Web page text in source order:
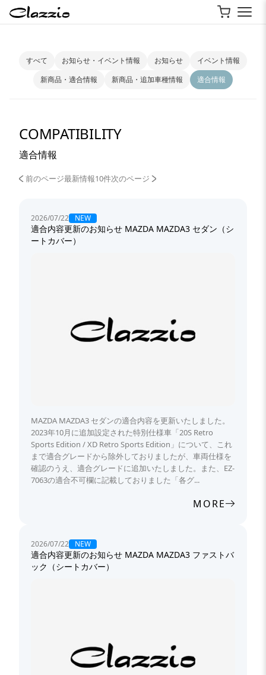
すべて お知らせ・イベント情報 お知らせ
イベント情報
新商品・適合情報
新商品・追加車種情報 適合情報
COMPATIBILITY
適合情報
前のページ最新情報10件次のページ
2026/07/22 NEW
適合内容更新のお知らせ MAZDA MAZDA3 セダン（シ
ートカバー）
MAZDA MAZDA3 セダンの適合内容を更新いたしました。
2023年10月に追加設定された特別仕様車「20S Retro
Sports Edition / XD Retro Sports Edition」について、これ
まで適合グレードから除外しておりましたが、車両仕様を
確認のうえ、適合グレードに追加いたしました。また、EZ-
7063の適合不可欄に記載しておりました「各グ...
MORE
2026/07/22 NEW
適合内容更新のお知らせ MAZDA MAZDA3 ファストバ
ック（シートカバー）